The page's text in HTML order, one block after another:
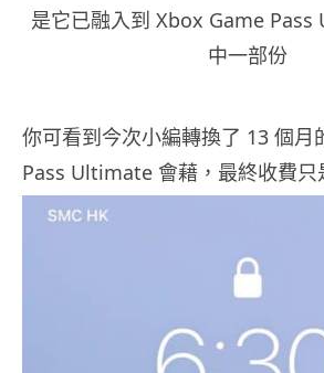
是它已融入到 Xbox Game
中一部份
你可看到今次小編轉換了 13 個月
Pass Ultimate 會藉，最終收費只